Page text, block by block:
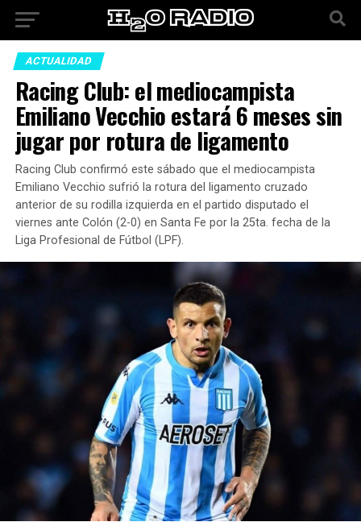
ACTUALIDAD
Racing Club: el mediocampista
Emiliano Vecchio estará 6 meses sin
jugar por rotura de ligamento
Racing Club confirmó este sábado que el mediocampista
Emiliano Vecchio sufrió la rotura del ligamento cruzado
anterior de su rodilla izquierda en el partido disputado el
viernes ante Colón (2-0) en Santa Fe por la 25ta. fecha de la
Liga Profesional de Fútbol (LPF).